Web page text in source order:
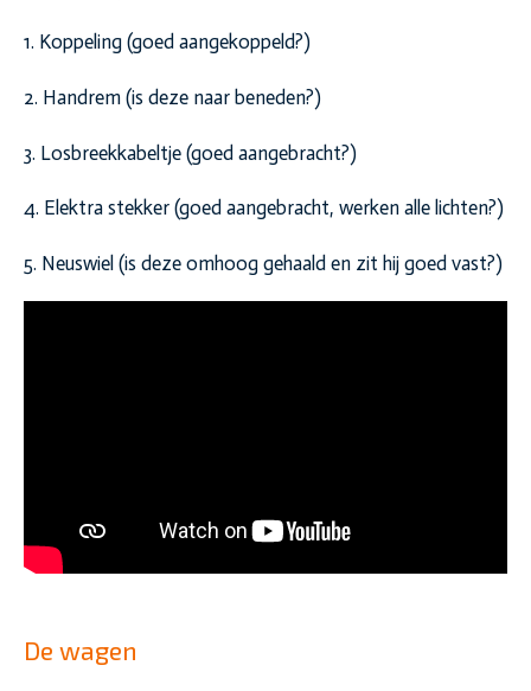
1. Koppeling (goed aangekoppeld?)
2. Handrem (is deze naar beneden?)
3. Losbreekkabeltje (goed aangebracht?)
4. Elektra stekker (goed aangebracht, werken alle lichten?)
5. Neuswiel (is deze omhoog gehaald en zit hij goed vast?)
De wagen